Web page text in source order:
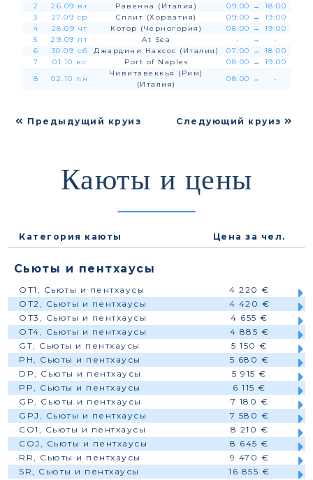
2
26.09 вт Равенна (Италия) 09:00 →
18:00
3
27.09 ср Сплит (Хорватия) 09:00 →
19:00
4
28.09 чт Котор (Черногория) 08:00 →
19:00
5
29.09 пт At Sea - →
-
6
30.09 сб Джардини Наксос (Италия) 07:00 →
18:00
7
01.10 вс Port of Naples 08:00 →
19:00
8
02.10 пн
Чивитавеккья (Рим)
(Италия)
08:00 → -
Предыдущий круиз Следующий круиз
Каюты и цены
Категория каюты Цена за чел.
Сьюты и пентхаусы
OT1, Сьюты и пентхаусы
4 220 €
OT2, Сьюты и пентхаусы
4 420 €
OT3, Сьюты и пентхаусы
4 655 €
OT4, Сьюты и пентхаусы
4 885 €
GT, Сьюты и пентхаусы
5 150 €
PH, Сьюты и пентхаусы
5 680 €
DP, Сьюты и пентхаусы
5 915 €
PP, Сьюты и пентхаусы
6 115 €
GP, Сьюты и пентхаусы
7 180 €
GPJ, Сьюты и пентхаусы
7 580 €
CO1, Сьюты и пентхаусы
8 210 €
COJ, Сьюты и пентхаусы
8 645 €
RR, Сьюты и пентхаусы
9 470 €
SR, Сьюты и пентхаусы
16 855 €